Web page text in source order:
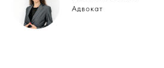
Адвокат